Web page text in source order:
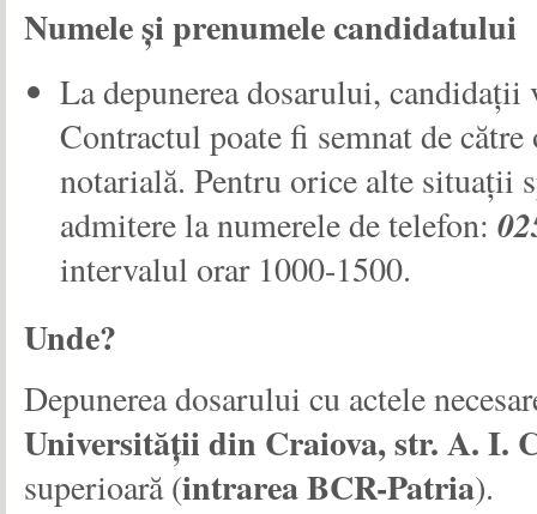
Numele și prenumele candidatului
La depunerea dosarului, candidaţii
Contractul poate fi semnat de
notarială. Pentru orice alte situaţii
admitere la numerele de telefon:
intervalul orar 1000-1500.
Unde?
Depunerea dosarului cu actele
Universităţii din Craiova, str. A. I.
superioară (intrarea BCR-Patria).